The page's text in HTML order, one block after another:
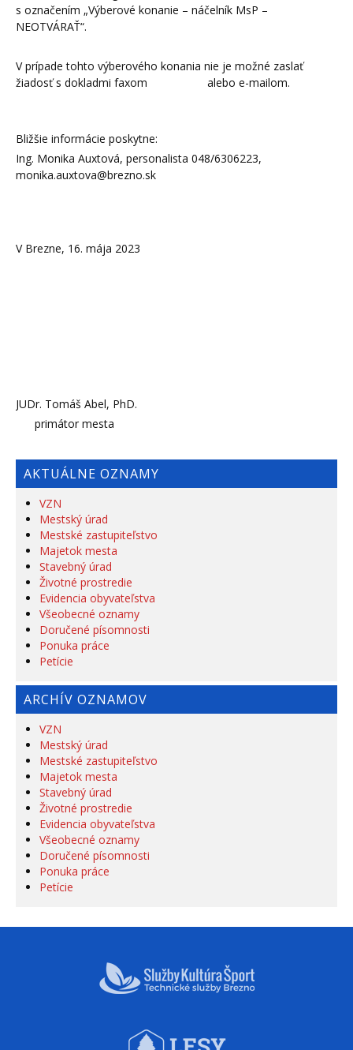
s označením „Výberové konanie – náčelník MsP –
NEOTVÁRAŤ“.
V prípade tohto výberového konania nie je možné zaslať
žiadosť s dokladmi faxom alebo e-mailom.
Bližšie informácie poskytne:
Ing. Monika Auxtová, personalista 048/6306223,
monika.auxtova@brezno.sk
V Brezne, 16. mája 2023
JUDr. Tomáš Abel, PhD.
primátor mesta
AKTUÁLNE OZNAMY
VZN
Mestský úrad
Mestské zastupiteľstvo
Majetok mesta
Stavebný úrad
Životné prostredie
Evidencia obyvateľstva
Všeobecné oznamy
Doručené písomnosti
Ponuka práce
Petície
ARCHÍV OZNAMOV
VZN
Mestský úrad
Mestské zastupiteľstvo
Majetok mesta
Stavebný úrad
Životné prostredie
Evidencia obyvateľstva
Všeobecné oznamy
Doručené písomnosti
Ponuka práce
Petície